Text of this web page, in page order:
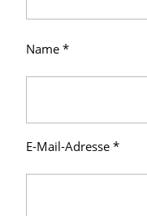
Name *
E-Mail-Adresse *